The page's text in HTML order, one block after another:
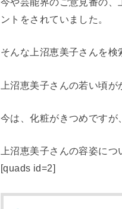
ントをされていました。
そんな上沼恵美子さんを検
上沼恵美子さんの若い頃
今は、化粧がきつめですが
上沼恵美子さんの容姿に
[quads id=2]